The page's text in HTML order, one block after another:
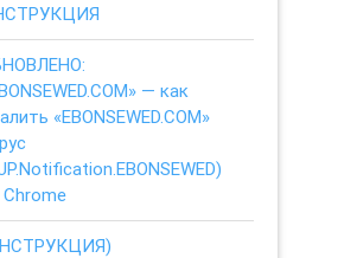
— как
«EBONSEWED.COM»
Chrome